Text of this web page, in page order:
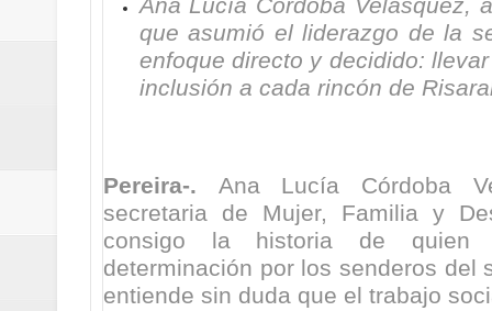
Regionetnoticias / Villarrica
Regionetnoticias / Alcaldía de
Regionetnoticias / Estas son las
Regionetnoticias / Gobernación
Ana Lucía Córdoba Velásquez,
que asumió el liderazgo de la
enfoque directo y decidido:
inclusión a cada rincón de
Pereira-. Ana Lucía Córdoba
secretaria de Mujer, Familia y
consigo la historia de quien
determinación por los senderos del
entiende sin duda que el trabajo